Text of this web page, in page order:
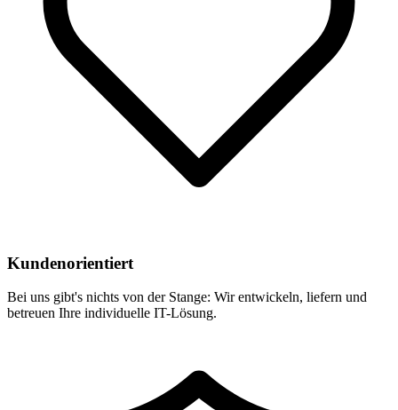
Kundenorientiert
Bei uns gibt's nichts von der Stange: Wir entwickeln, liefern und
betreuen Ihre individuelle IT-Lösung.